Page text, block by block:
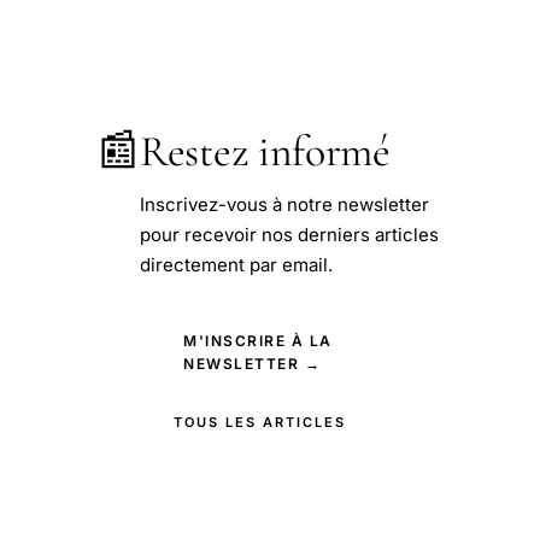
📰Restez informé
Inscrivez-vous à notre newsletter
pour recevoir nos derniers articles
directement par email.
M'INSCRIRE À LA
NEWSLETTER →
TOUS LES ARTICLES